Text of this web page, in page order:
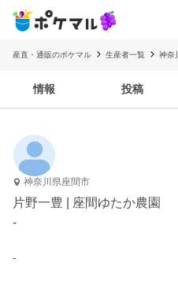
産直・通販のポケマル 生産者一覧 神奈
情報 投稿
神奈川県座間市
片野一豊 | 座間ゆたか農園
-
-